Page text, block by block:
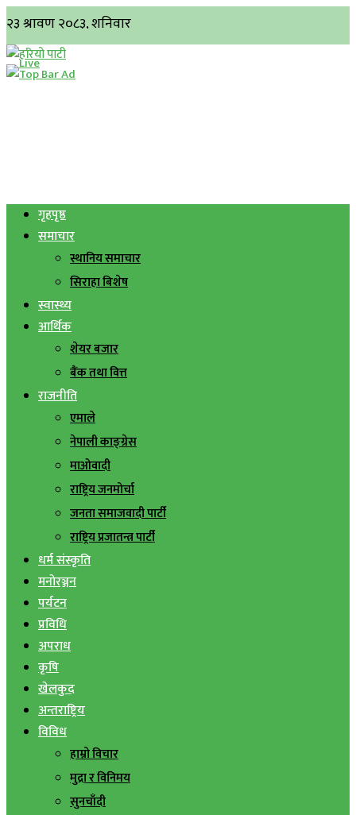
गृहपृष्ठ
समाचार
स्थानिय समाचार
सिराहा बिशेष
स्वास्थ्य
आर्थिक
शेयर बजार
बैंक तथा वित्त
राजनीति
एमाले
नेपाली काङ्ग्रेस
माओवादी
राष्ट्रिय जनमोर्चा
जनता समाजवादी पार्टी
राष्ट्रिय प्रजातन्त्र पार्टी
धर्म संस्कृति
मनोरञ्जन
पर्यटन
प्रविधि
अपराध
कृषि
खेलकुद
अन्तराष्ट्रिय
विविध
हाम्रो विचार
मुद्रा र विनिमय
सुनचाँदी